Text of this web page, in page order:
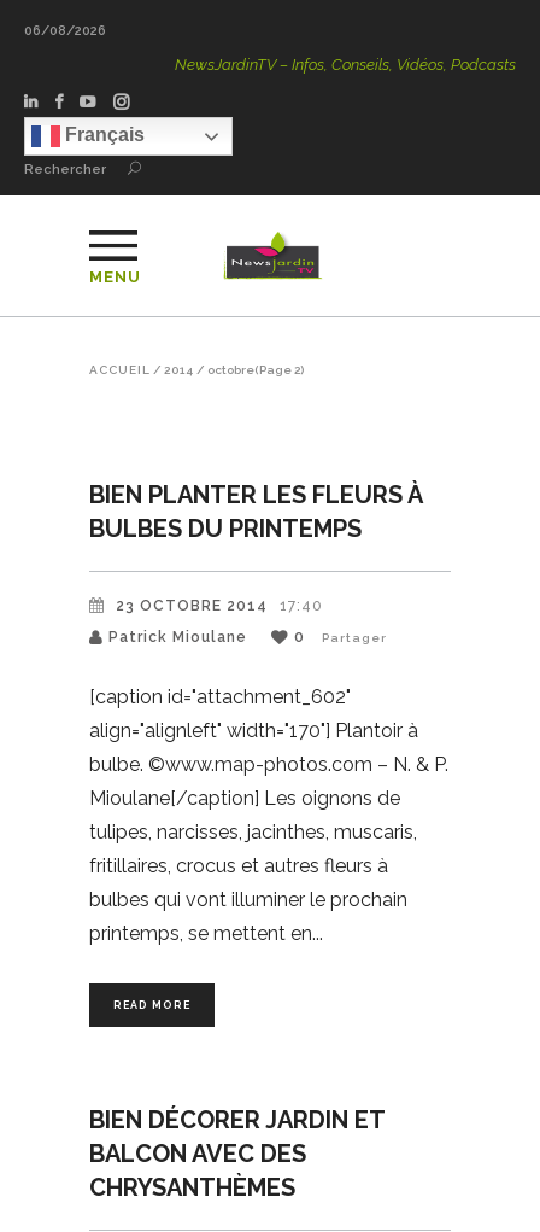
06/08/2026
NewsJardinTV – Infos, Conseils, Vidéos, Podcasts – 100
Français
Rechercher
MENU
ACCUEIL / 2014 / octobre(Page 2)
BIEN PLANTER LES FLEURS À
BULBES DU PRINTEMPS
23 OCTOBRE 2014
17:40
Patrick Mioulane
0 Partager
[caption id="attachment_602"
align="alignleft" width="170"] Plantoir à
bulbe. ©www.map-photos.com – N. & P.
Mioulane[/caption] Les oignons de
tulipes, narcisses, jacinthes, muscaris,
fritillaires, crocus et autres fleurs à
bulbes qui vont illuminer le prochain
printemps, se mettent en
READ MORE
BIEN DÉCORER JARDIN ET
BALCON AVEC DES
CHRYSANTHÈMES